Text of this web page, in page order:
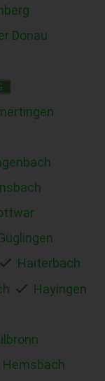
Donau
Haiterbach
Hayingen
Hemsbach